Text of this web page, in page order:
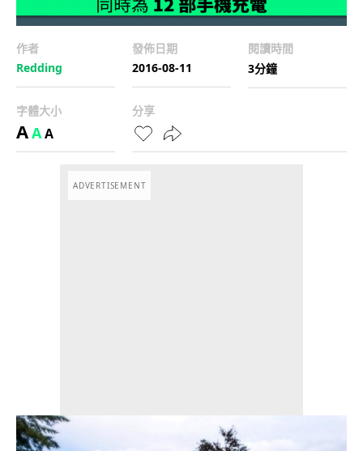
作者
Redding
發佈日期
2016-08-11
閱讀時間
3分鐘
字體大小
AAA
分享
ADVERTISEMENT